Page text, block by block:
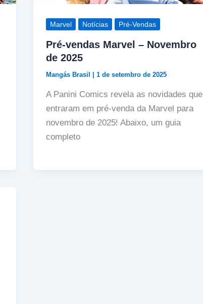
Marvel Notícias Pré-Vendas
Pré-vendas Marvel – Novembro
de 2025
Mangás Brasil |1 de setembro de 2025
A Panini Comics revela as novidades que
entraram em pré-venda da Marvel para
novembro de 2025! Abaixo, um guia
completo